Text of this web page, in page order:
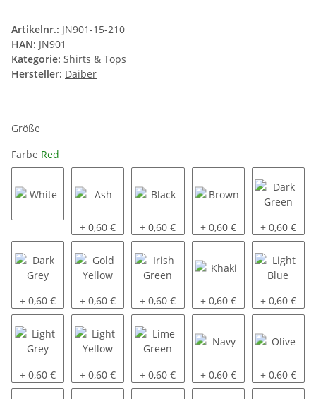
Artikelnr.: JN901-15-210
HAN: JN901
Kategorie: Shirts & Tops
Hersteller: Daiber
Größe
Farbe Red
Ash
+ 0,60 € Black
+ 0,60 € Brown
+ 0,60 € Dark Green
+ 0,60 €
Dark Grey
+ 0,60 € Gold Yellow
+ 0,60 € Irish Green
+ 0,60 € Khaki
+ 0,60 € Light Blue
+ 0,60 €
Light Grey
+ 0,60 € Light Yellow
+ 0,60 € Lime Green
+ 0,60 € Navy
+ 0,60 € Olive
+ 0,60 €